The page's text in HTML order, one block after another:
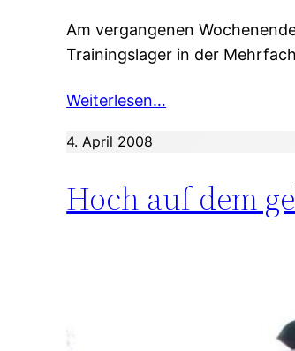
Am vergangenen
Trainingslager in der
Weiterlesen…
4. April 2008
Hoch auf dem